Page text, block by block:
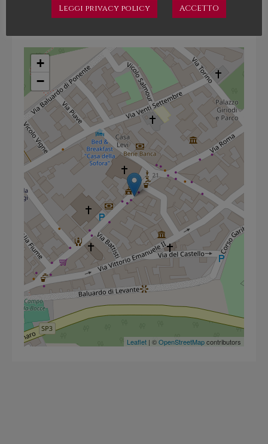
Via Roma, 56 - 12041 Bene Vagienna (CN)
+
−
Leaflet | ©OpenStreetMapcontributors
Leggi privacy policy ACCETTO